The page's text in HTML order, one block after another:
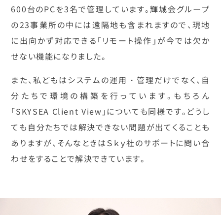
600台のPCを3名で管理しています。輝城会グループ
の23事業所の中には遠隔地も含まれますので、現地
に出向かず対応できる「リモート操作」が今では欠か
せない機能になりました。
また、私どもはシステムの運用・管理だけでなく、自
分たちで環境の構築を行っています。もちろん
「SKYSEA Client View」についても同様です。どうし
ても自分たちでは解決できない問題が出てくることも
ありますが、そんなときはＳｋｙ社のサポートに問い合
わせをすることで解決できています。